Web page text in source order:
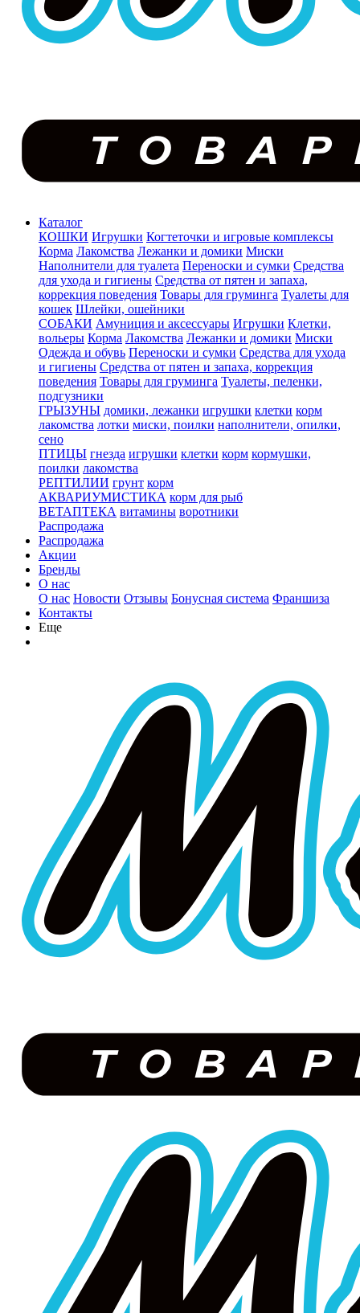
Каталог
КОШКИ Игрушки Когтеточки и игровые комплексы
Корма Лакомства Лежанки и домики Миски
Наполнители для туалета Переноски и сумки Средства
для ухода и гигиены Средства от пятен и запаха,
коррекция поведения Товары для груминга Туалеты для
кошек Шлейки, ошейники
СОБАКИ Амуниция и аксессуары Игрушки Клетки,
вольеры Корма Лакомства Лежанки и домики Миски
Одежда и обувь Переноски и сумки Средства для ухода
и гигиены Средства от пятен и запаха, коррекция
поведения Товары для груминга Туалеты, пеленки,
подгузники
ГРЫЗУНЫ домики, лежанки игрушки клетки корм
лакомства лотки миски, поилки наполнители, опилки,
сено
ПТИЦЫ гнезда игрушки клетки корм кормушки,
поилки лакомства
РЕПТИЛИИ грунт корм
АКВАРИУМИСТИКА корм для рыб
ВЕТАПТЕКА витамины воротники
Распродажа
Распродажа
Акции
Бренды
О нас
О нас Новости Отзывы Бонусная система Франшиза
Контакты
Еще